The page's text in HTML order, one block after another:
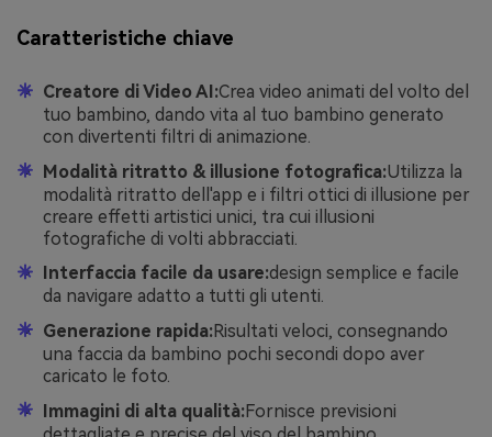
Caratteristiche chiave
Creatore di Video AI:Crea video animati del volto del
tuo bambino, dando vita al tuo bambino generato
con divertenti filtri di animazione.
Modalità ritratto & illusione fotografica:Utilizza la
modalità ritratto dell'app e i filtri ottici di illusione per
creare effetti artistici unici, tra cui illusioni
fotografiche di volti abbracciati.
Interfaccia facile da usare:design semplice e facile
da navigare adatto a tutti gli utenti.
Generazione rapida:Risultati veloci, consegnando
una faccia da bambino pochi secondi dopo aver
caricato le foto.
Immagini di alta qualità:Fornisce previsioni